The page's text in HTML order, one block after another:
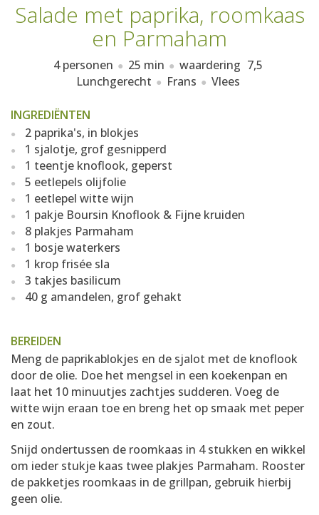
Salade met paprika, roomkaas
en Parmaham
4 personen 25 min waardering 7,5
Lunchgerecht
Frans Vlees
INGREDIËNTEN
2 paprika's, in blokjes
1 sjalotje, grof gesnipperd
1 teentje knoflook, geperst
5 eetlepels olijfolie
1 eetlepel witte wijn
1 pakje Boursin Knoflook & Fijne kruiden
8 plakjes Parmaham
1 bosje waterkers
1 krop frisée sla
3 takjes basilicum
40 g amandelen, grof gehakt
BEREIDEN
Meng de paprikablokjes en de sjalot met de knoflook
door de olie. Doe het mengsel in een koekenpan en
laat het 10 minuutjes zachtjes sudderen. Voeg de
witte wijn eraan toe en breng het op smaak met peper
en zout.
Snijd ondertussen de roomkaas in 4 stukken en wikkel
om ieder stukje kaas twee plakjes Parmaham. Rooster
de pakketjes roomkaas in de grillpan, gebruik hierbij
geen olie.